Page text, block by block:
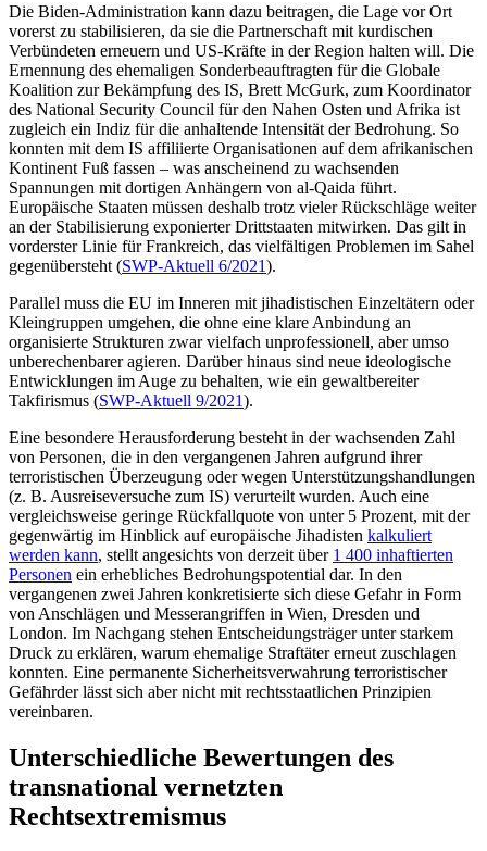
Die Biden-Administration kann dazu bei­tragen, die Lage vor Ort
vorerst zu stabilisie­ren, da sie die Partnerschaft mit kurdischen
Verbündeten erneuern und US-Kräfte in der Region halten will. Die
Ernennung des ehe­maligen Sonderbeauftragten für die Globale
Koalition zur Bekämpfung des IS, Brett McGurk, zum Koordinator
des National Secu­rity Council für den Nahen Osten und Afrika ist
zugleich ein Indiz für die anhal­tende Intensität der Bedrohung. So
konn­ten mit dem IS affiliierte Organisationen auf dem afrikanischen
Kon­tinent Fuß fas­sen – was anscheinend zu wachsenden
Spannungen mit dortigen Anhängern von al-Qaida führt.
Europäische Staaten müssen deshalb trotz vieler Rück­schläge weiter
an der Sta­bilisierung exponierter Dritt­staaten mit­wir­ken. Das gilt in
vorderster Linie für Frank­reich, das vielfältigen Proble­men im Sahel
gegenübersteht (SWP-Aktuell 6/2021).
Parallel muss die EU im Inneren mit jiha­distischen Einzeltätern oder
Kleingruppen umgehen, die ohne eine klare Anbindung an
organisierte Strukturen zwar vielfach un­professionell, aber umso
unberechenbarer agieren. Darüber hinaus sind neue ideolo­gische
Entwicklungen im Auge zu behalten, wie ein gewaltbereiter
Takfirismus (SWP-Aktuell 9/2021).
Eine besondere Herausforderung besteht in der wachsenden Zahl
von Personen, die in den vergangenen Jahren aufgrund ihrer
terroristischen Überzeugung oder wegen Unterstützungshandlungen
(z. B. Ausreise­versuche zum IS) verurteilt wurden. Auch eine
vergleichsweise geringe Rückfallquote von unter 5 Prozent, mit der
gegenwärtig im Hinblick auf europäische Jihadisten kal­kuliert
werden kann, stellt angesichts von derzeit über 1 400 inhaftierten
Personen ein erhebliches Bedrohungspotential dar. In den
vergangenen zwei Jahren konkretisierte sich diese Gefahr in Form
von Anschlägen und Messerangriffen in Wien, Dresden und
London. Im Nachgang stehen Entscheidungs­träger unter starkem
Druck zu erklären, warum ehemalige Straftäter erneut zuschla­gen
konnten. Eine permanente Sicherheitsverwahrung terroristischer
Gefährder lässt sich aber nicht mit rechtsstaatlichen Prin­zipien
vereinbaren.
Unterschiedliche Bewertungen des
transnational vernetzten
Rechtsextremismus